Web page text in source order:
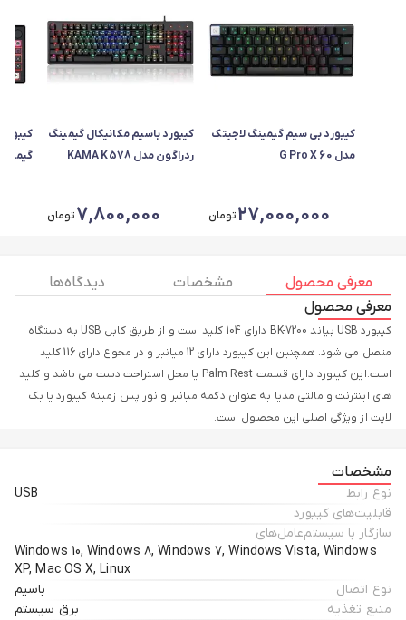
کیبورد بی سیم گیمینگ لاجیتک
مدل G Pro X 60
27,000,000تومان
کیبورد باسیم مکانیکال گیمینگ
ردراگون مدل KAMA K578
7,800,000تومان
معرفی محصول مشخصات
دیدگاه ها
معرفی محصول
کیبورد USB بیاند BK-7200 دارای 104 کلید است و از طریق کابل USB به دستگاه
متصل می شود. همچنین این کیبورد دارای 12 میانبر و در مجوع دارای 116 کلید
است.این کیبورد دارای قسمت Palm Rest یا محل استراحت دست می باشد و کلید
های اینترنت و مالتی مدیا به عنوان دکمه میانبر و نور پس زمینه کیبورد یا بک
لایت از ویژگی اصلی این محصول است.
مشخصات
نوع رابط
USB
قابلیت‌های کیبورد
سازگار با سیستم‌عامل‌های
Windows 10, Windows 8, Windows 7, Windows Vista, Windows
XP, Mac OS X, Linux
نوع اتصال
باسیم
منبع تغذیه
برق سیستم